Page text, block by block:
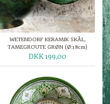
WETENDORF KERAMIK SKÅL,
TAMEGROUTE GRØN (Ø:18cm)
DKK 199,00